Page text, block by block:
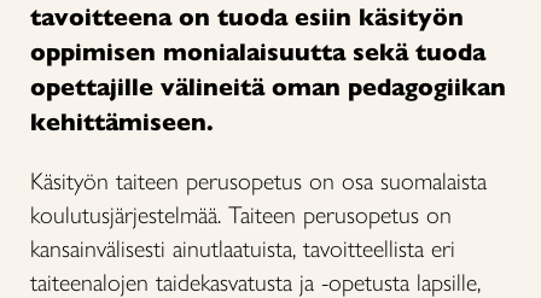
tavoitteena on tuoda esiin käsityön
oppimisen monialaisuutta sekä tuoda
opettajille välineitä oman pedagogiikan
kehittämiseen.
Käsityön taiteen perusopetus on osa suomalaista
koulutusjärjestelmää. Taiteen perusopetus on
kansainvälisesti ainutlaatuista, tavoitteellista eri
taiteenalojen taidekasvatusta ja -opetusta lapsille,